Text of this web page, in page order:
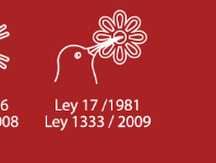
de la custodia
Corpecol Viajes y
las restricciones que
prestadores de
tren, etc.) siempre y
por estas, en